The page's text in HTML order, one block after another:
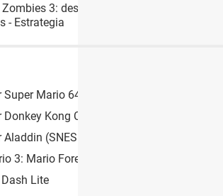
3: descargar para PC, Android (APK)
- Estrategia
Mario 64 (N64 ROM)
Kong Country (SNES ROM)
(SNES ROM)
3: Mario Forever
Lite